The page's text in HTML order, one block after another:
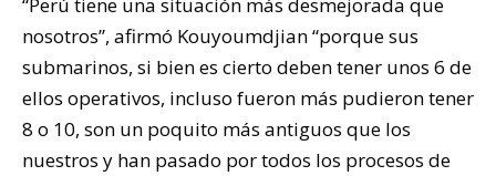
nosotros”, afirmó Kouyoumdjian “porque sus
submarinos, si bien es cierto deben tener unos 6 de
ellos operativos, incluso fueron más pudieron tener
8 o 10, son un poquito más antiguos que los
nuestros y han pasado por todos los procesos de